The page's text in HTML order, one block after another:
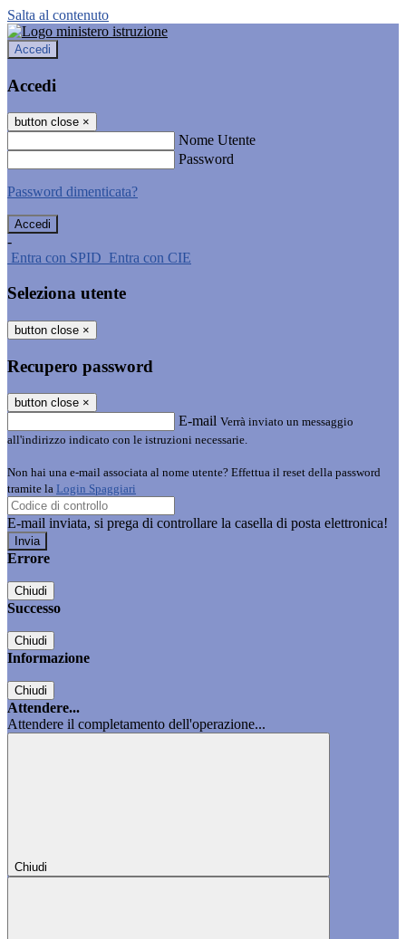
Salta al contenuto
Accedi
Accedi
button close ×
Nome Utente
Password
Password dimenticata?
-
Entra con SPID Entra con CIE
Seleziona utente
button close ×
Recupero password
button close ×
E-mail Verrà inviato un messaggio
all'indirizzo indicato con le istruzioni necessarie.
Non hai una e-mail associata al nome utente? Effettua il reset della password
tramite la Login Spaggiari
E-mail inviata, si prega di controllare la casella di posta elettronica!
Errore
Chiudi
Successo
Chiudi
Informazione
Chiudi
Attendere...
Attendere il completamento dell'operazione...
Chiudi